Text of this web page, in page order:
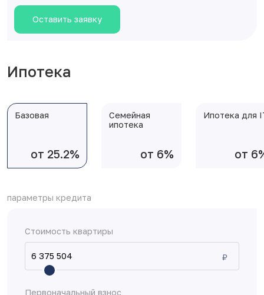
Оставить заявку
Ипотека
Базовая
от 25.2%
Семейная
ипотека
от 6%
Ипотека для
от
параметры кредита
Стоимость квартиры
₽
Первоначальный взнос